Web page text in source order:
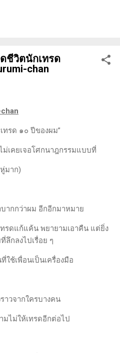
การวิเคราะห์นี้จะช่วยให้คุณ
วะที่เหมาะสมในการเข้าเทรด . -
งและทำซ้ำได้ตลอด (Method):
การเทรดเป็นสิ่งสำคัญ เพราะจะ
. - ความอดทน (Patience): การ
ามผันผวนของตลาดและรอคอย
ชีวิตนักเทรด
chan
ทรด ๑๐ ปีของผม”
ม่เคยเจอโศกนาฎกรรมแบบที่
มาก)
ากกว่าผม อีกอีกมาหมาย
รดแก้แค้น พยายามเอาคืน แต่ยิ่ง
ลึกลงไปเรื่อย ๆ
ใช้เพื่อนเป็นเครื่องมือ
าวจากใครบางคน
ไม่ให้เทรดอีกต่อไป